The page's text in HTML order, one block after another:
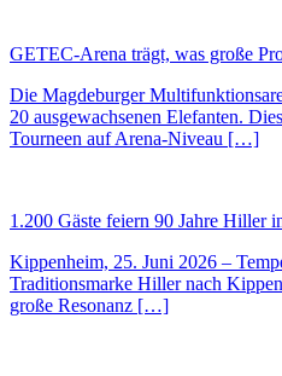
GETEC-Arena trägt, was große
Die Magdeburger
20 ausgewachsenen Elefanten.
Tourneen auf Arena-Niveau […]
1.200 Gäste feiern 90 Jahre Hiller
Kippenheim, 25. Juni 2026 –
Traditionsmarke Hiller nach
große Resonanz […]